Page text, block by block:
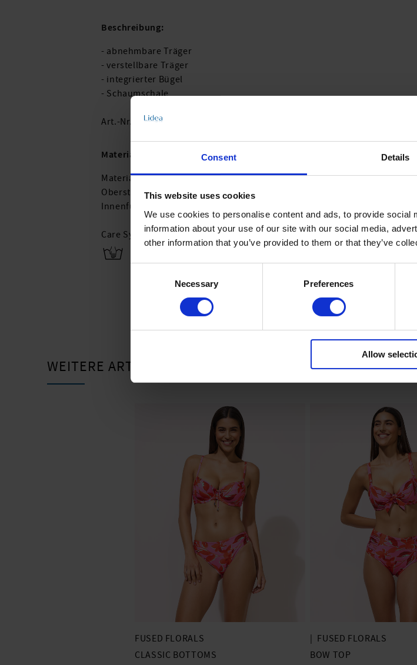
Consent Details
This website uses cookies
We use cookies to personalise content and ads, to provide
information about your use of our site with our social media,
other information that you’ve provided to them or that they’ve
Necessary Preferences
Allow
Beschreibung:
- abnehmbare Träger
- verstellbare Träger
- integrierter Bügel
- Schaumschale
Art.-Nr.: 5860_774_461
Material & Pflege:
Material:
Oberstoff: 78% Recyceltes Polyester,22% Elasthan
Innenfutter: 84% Polyamid,16% Elasthan
Care Symbols:
WEITERE ARTIKEL
FUSED FLORALS
CLASSIC BOTTOMS
FUSED FLORALS
BOW TOP